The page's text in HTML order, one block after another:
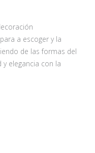
a escoger y la
de las formas del
elegancia con la